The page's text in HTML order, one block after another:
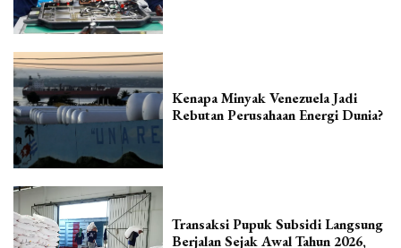
Kenapa Minyak Venezuela Jadi
Rebutan Perusahaan Energi Dunia?
Transaksi Pupuk Subsidi Langsung
Berjalan Sejak Awal Tahun 2026,